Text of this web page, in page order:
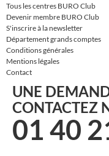
Tous les centres BURO Club
Devenir membre BURO Club
S'inscrire à la newsletter
Département grands comptes
Conditions générales
Mentions légales
Contact
UNE
CONTACTEZ
01 40